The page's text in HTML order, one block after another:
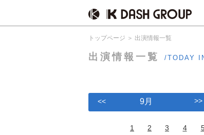
トップページ 出演情報一覧
出演情報一覧 /TODAY
<< 9月 >>
1 2 3 4